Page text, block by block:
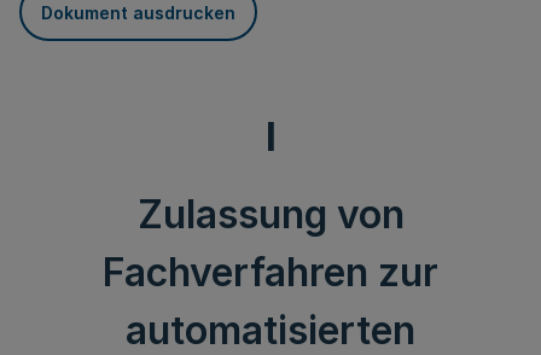
Dokument ausdrucken
I
Zulassung von
Fachverfahren zur
automatisierten